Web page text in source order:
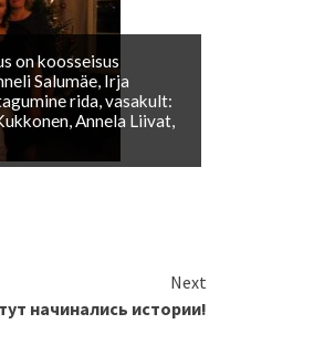
on koosseisus
Salumäe, Irja
rida, vasakult:
Annela Liivat,
Next
начинались истории!